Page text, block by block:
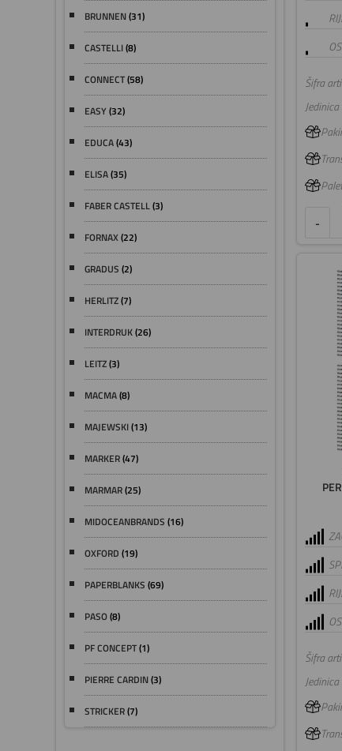
BRUNNEN(31)
CASTELLI(8)
CONNECT(58)
EASY (32)
EDUCA(43)
ELISA(35)
FABER CASTELL(3)
FORNAX(22)
GRADUS (2)
HERLITZ(7)
INTERDRUK(26)
LEITZ(3)
MACMA(8)
MAJEWSKI(13)
MARKER(47)
MARMAR(25)
MIDOCEANBRANDS (16)
OXFORD (19)
PAPERBLANKS (69)
PASO(8)
PF CONCEPT(1)
PIERRE CARDIN(3)
STRICKER(7)
Šifra
Jedinica
-
Šifra
Jedinica